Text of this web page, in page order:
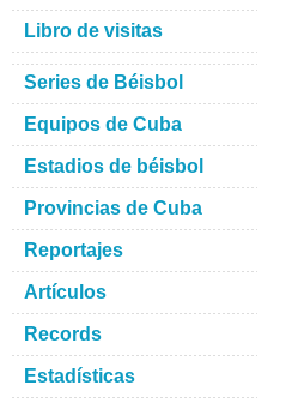
Libro de visitas
Series de Béisbol
Equipos de Cuba
Estadios de béisbol
Provincias de Cuba
Reportajes
Artículos
Records
Estadísticas